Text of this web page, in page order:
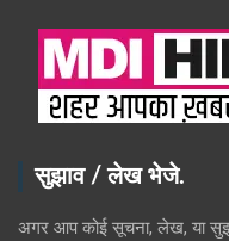
सुझाव / लेख भेजे.
अगर आप कोई सूचना, लेख, या